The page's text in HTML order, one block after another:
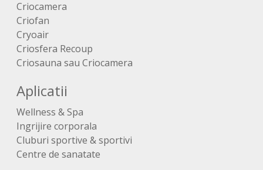
Criocamera
Criofan
Cryoair
Criosfera Recoup
Criosauna sau Criocamera
Aplicatii
Wellness & Spa
Ingrijire corporala
Cluburi sportive & sportivi
Centre de sanatate